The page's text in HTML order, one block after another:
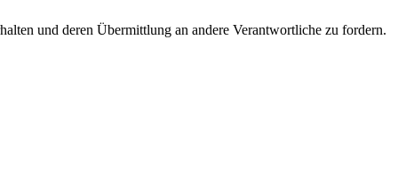
und deren Übermittlung an andere Verantwortliche zu fordern.